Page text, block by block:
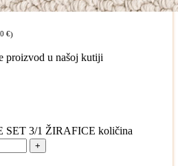
€)
proizvod u našoj kutiji
SET 3/1 ŽIRAFICE količina